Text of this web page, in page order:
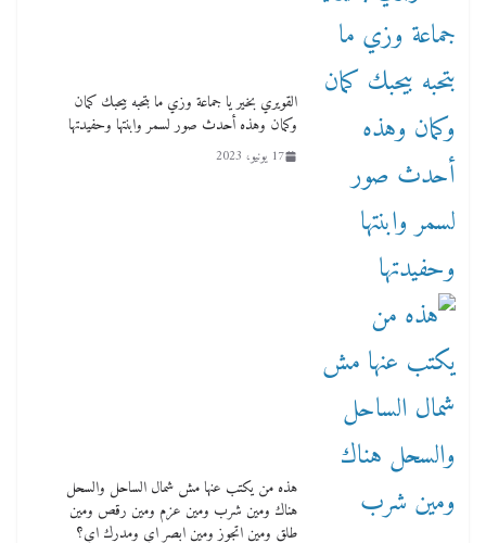
السنوي يعلن لدينا 700 الف عميل
5 مارس، 2026
القويري بخير يا جماعة وزي ما بتحبه بيحبك كمان
وكمان وهذه أحدث صور لسمر وابنتها وحفيدتها
17 يونيو، 2023
هذه من يكتب عنها مش شمال الساحل والسحل
هناك ومين شرب ومين عزم ومين رقص ومين
طلق ومين اتجوز ومين ابصر اي ومدرك اي؟